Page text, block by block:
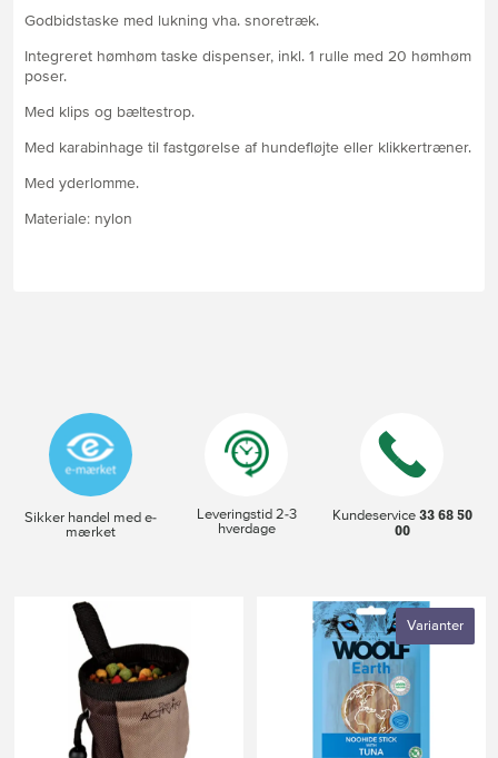
Godbidstaske med lukning vha. snoretræk.
Integreret hømhøm taske dispenser, inkl. 1 rulle med 20 hømhøm
poser.
Med klips og bæltestrop.
Med karabinhage til fastgørelse af hundefløjte eller klikkertræner.
Med yderlomme.
Materiale: nylon
Sikker handel med e-
mærket
Leveringstid 2-3
hverdage
Kundeservice33 68 50
00
Varianter